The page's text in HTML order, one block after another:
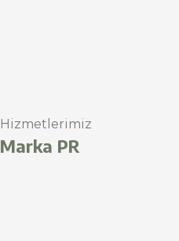
Hizmetlerimiz
Marka PR